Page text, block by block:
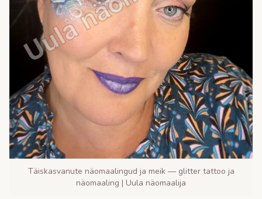
Täiskasvanute näomaalingud ja meik — glitter tattoo ja
näomaaling | Uula näomaalija